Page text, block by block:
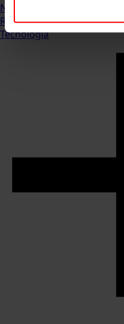
Negocios
Recursos Humanos
Tecnología